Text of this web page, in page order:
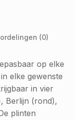
(0)
op elke
elke gewenste
in vier
Berlijn (rond),
plinten